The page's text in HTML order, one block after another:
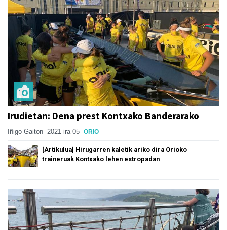
Irudietan: Dena prest Kontxako Banderarako
Iñigo Gaiton 2021 ira 05 ORIO
[Artikulua] Hirugarren kaletik ariko dira Orioko
traineruak Kontxako lehen estropadan